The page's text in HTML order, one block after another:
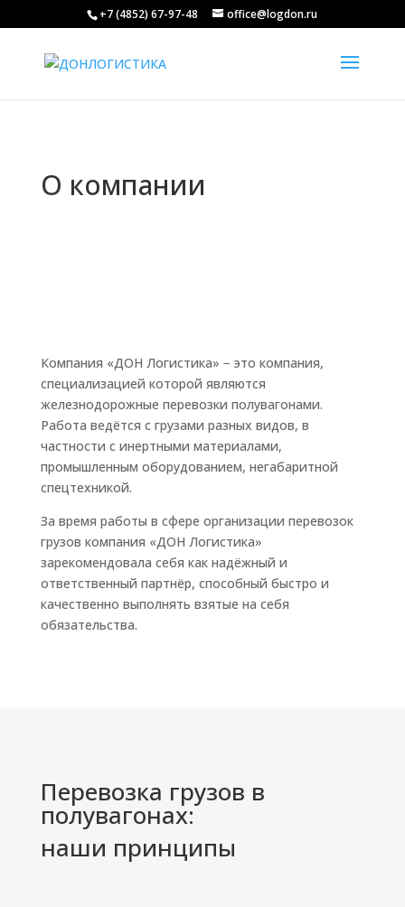
+7 (4852) 67-97-48 office@logdon.ru
О компании
Компания «ДОН Логистика» − это компания,
специализацией которой являются
железнодорожные перевозки полувагонами.
Работа ведётся с грузами разных видов, в
частности с инертными материалами,
промышленным оборудованием, негабаритной
спецтехникой.
За время работы в сфере организации перевозок
грузов компания «ДОН Логистика»
зарекомендовала себя как надёжный и
ответственный партнёр, способный быстро и
качественно выполнять взятые на себя
обязательства.
Перевозка грузов в
полувагонах:
наши принципы